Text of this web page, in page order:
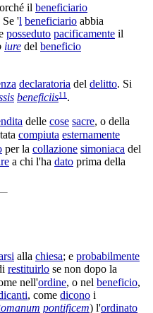
il beneficiario
Se 'l beneficiario abbia
posseduto pacificamente il
iure del beneficio
declaratoria del delitto. Si
beneficiis11 .
delle cose sacre, o della
compiuta esternamente
per la collazione simoniaca del
a chi l'ha dato prima della
alla chiesa; e probabilmente
restituirlo se non dopo la
nell'ordine, o nel beneficio,
, come dicono i
pontificem) l'ordinato